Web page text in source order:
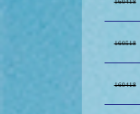
160418
160518
160418